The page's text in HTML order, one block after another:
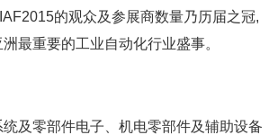
的观众及参展商数量乃历届之冠,
最重要的工业自动化行业盛事。
及零部件电子、机电零部件及辅助设备